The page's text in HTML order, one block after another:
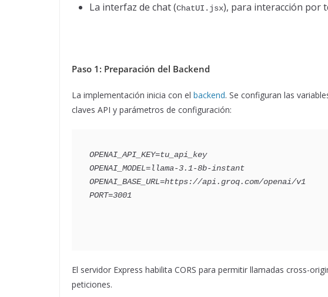
La interfaz de chat (ChatUI.jsx), para interacción por
Paso 1: Preparación del Backend
La implementación inicia con el backend. Se configuran las
claves API y parámetros de configuración:
OPENAI_API_KEY=tu_api_key
OPENAI_MODEL=llama-3.1-8b-instant
OPENAI_BASE_URL=https://api.groq.com/openai/v1
PORT=3001
El servidor Express habilita CORS para permitir llamadas cross-
peticiones.